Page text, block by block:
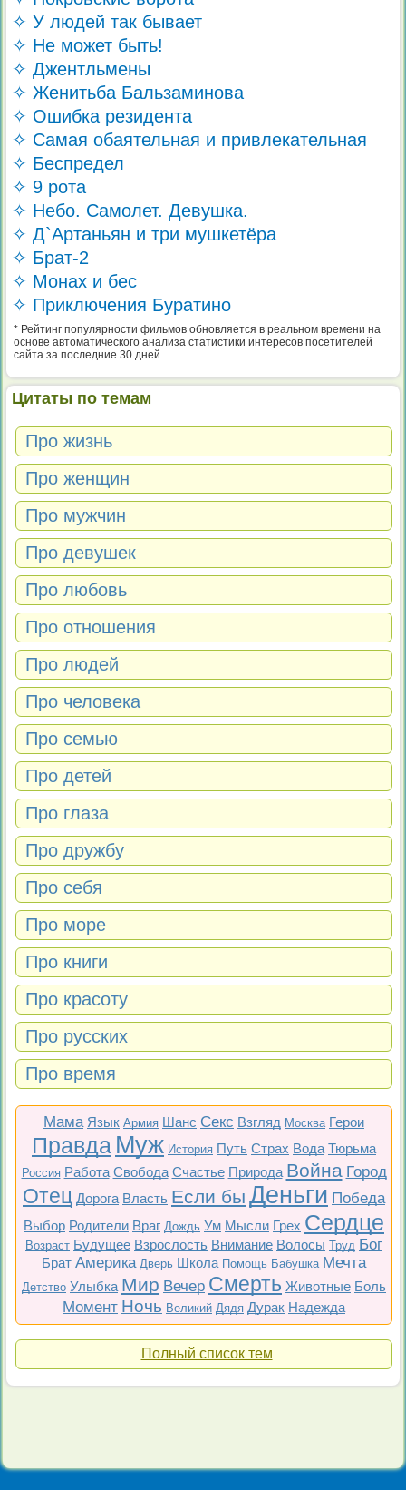
✧ У людей так бывает
✧ Не может быть!
✧ Джентльмены
✧ Женитьба Бальзаминова
✧ Ошибка резидента
✧ Самая обаятельная и привлекательная
✧ Беспредел
✧ 9 рота
✧ Небо. Самолет. Девушка.
✧ Д`Артаньян и три мушкетёра
✧ Брат-2
✧ Монах и бес
✧ Приключения Буратино
* Рейтинг популярности фильмов обновляется в реальном времени на
основе автоматического анализа статистики интересов посетителей
сайта за последние 30 дней
Цитаты по темам
Про жизнь
Про женщин
Про мужчин
Про девушек
Про любовь
Про отношения
Про людей
Про человека
Про семью
Про детей
Про глаза
Про дружбу
Про себя
Про море
Про книги
Про красоту
Про русских
Про время
Мама Язык Армия Шанс Секс Взгляд Москва Герои
Правда Муж История Путь Страх Вода Тюрьма
Россия Работа Свобода Счастье Природа Война Город
Отец Дорога Власть Если бы Деньги Победа
Выбор Родители Враг Дождь Ум Мысли Грех Сердце
Возраст Будущее Взрослость Внимание Волосы Труд Бог
Брат Америка Дверь Школа Помощь Бабушка Мечта
Детство Улыбка Мир Вечер Смерть Животные Боль
Момент Ночь Великий Дядя Дурак Надежда
Полный список тем